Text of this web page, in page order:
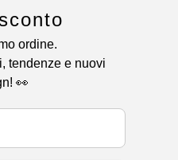
ordine.
tendenze e nuovi
👀